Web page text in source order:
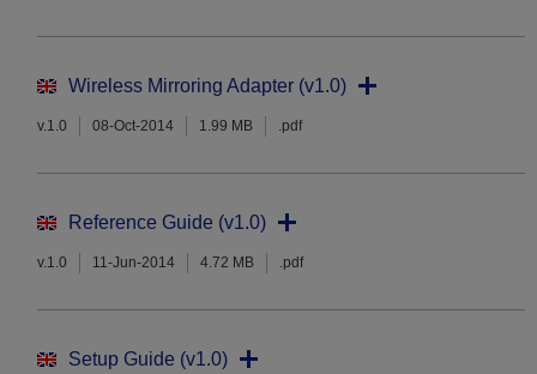
Wireless Mirroring Adapter (v1.0)
v.1.0 08-Oct-2014 1.99 MB .pdf
Reference Guide (v1.0)
v.1.0 11-Jun-2014 4.72 MB .pdf
Setup Guide (v1.0)